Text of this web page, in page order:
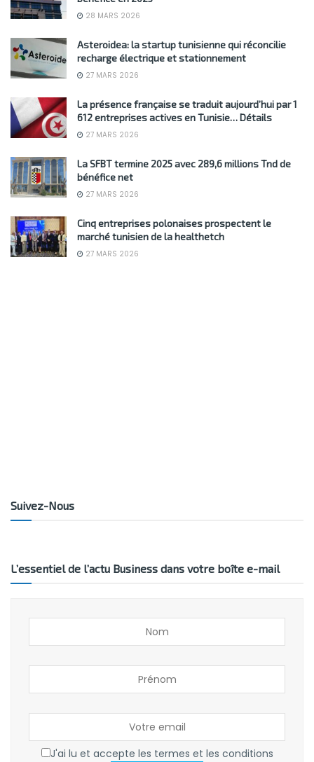
28 MARS 2026
Asteroidea: la startup tunisienne qui réconcilie
recharge électrique et stationnement
27 MARS 2026
La présence française se traduit aujourd’hui par 1
612 entreprises actives en Tunisie… Détails
27 MARS 2026
La SFBT termine 2025 avec 289,6 millions Tnd de
bénéfice net
27 MARS 2026
Cinq entreprises polonaises prospectent le
marché tunisien de la healthetch
27 MARS 2026
Suivez-Nous
L’essentiel de l’actu Business dans votre boîte e-mail
J'ai lu et accepte les termes et les conditions